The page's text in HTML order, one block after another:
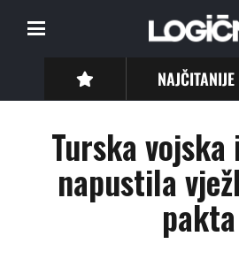
NAJČITANIJE
Turska vojska
napustila
pakta